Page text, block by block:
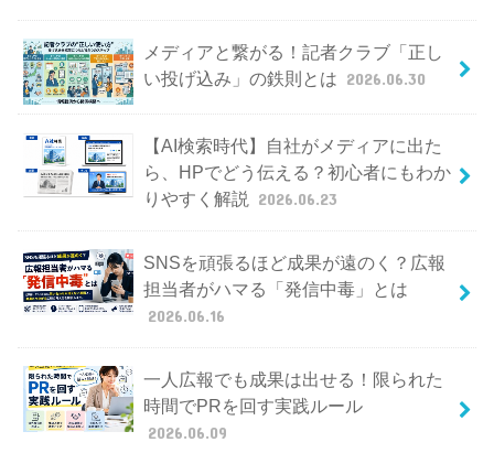
メディアと繋がる！記者クラブ「正し
い投げ込み」の鉄則とは 2026.06.30
【AI検索時代】自社がメディアに出た
ら、HPでどう伝える？初心者にもわか
りやすく解説
2026.06.23
SNSを頑張るほど成果が遠のく？広報
担当者がハマる「発信中毒」とは
2026.06.16
一人広報でも成果は出せる！限られた
時間でPRを回す実践ルール
2026.06.09